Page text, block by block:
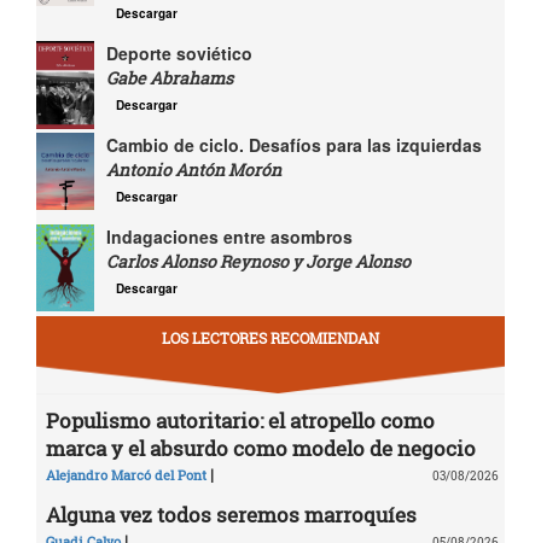
Descargar
Deporte soviético
Gabe Abrahams
Descargar
Cambio de ciclo. Desafíos para las izquierdas
Antonio Antón Morón
Descargar
Indagaciones entre asombros
Carlos Alonso Reynoso y Jorge Alonso
Descargar
LOS LECTORES RECOMIENDAN
Populismo autoritario: el atropello como
marca y el absurdo como modelo de negocio
Alejandro Marcó del Pont | 03/08/2026
Alguna vez todos seremos marroquíes